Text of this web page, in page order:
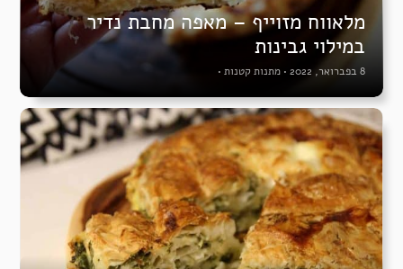
מלאווח מזוייף – מאפה מחבת נדיר
במילוי גבינות
8 בפברואר, 2022 • מתנות קטנות •